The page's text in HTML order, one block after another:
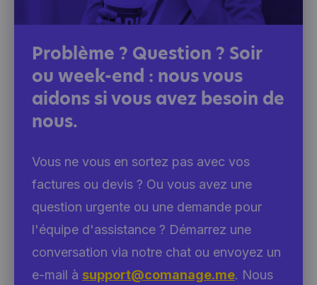
Problème ? Question ? Soir
ou week-end : nous vous
aidons si vous avez besoin de
nous.
Vous ne vous en sortez pas avec vos
factures ou devis ? Ou vous avez une
question urgente ou une demande pour
l'équipe d'assistance ? Démarrez une
conversation via notre chat ou envoyez un
e-mail à support@comanage.me. Nous